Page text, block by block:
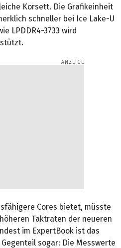
Korsett. Die Grafikeinheit
schneller bei Ice Lake-U
LPDDR4-3733 wird
Cores bietet, müsste
Taktraten der neueren
im ExpertBook ist das
sogar: Die Messwerte